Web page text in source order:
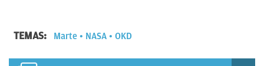
TEMAS: Marte NASA OKD